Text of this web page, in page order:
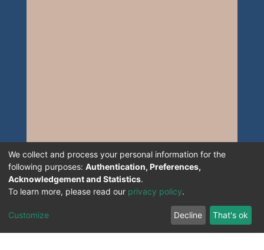
We collect and process your personal information for the
following purposes: Authentication, Preferences,
Acknowledgement and Statistics.
To learn more, please read our privacy policy.
Customize Decline That's ok